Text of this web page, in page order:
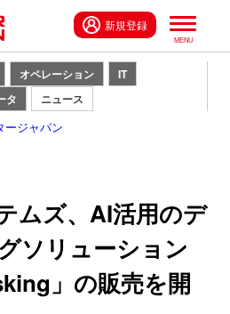
新規登録
オペレーション
IT
タ ニュース
ージャパン
ムズ、AI活用のデ
ソリューション
」の販売を開